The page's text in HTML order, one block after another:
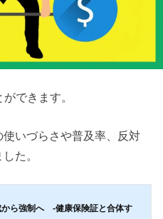
できます。
いづらさや普及率、反対
た。
から強制へ -健康保険証と合体す